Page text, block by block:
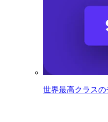
世界最高クラスの